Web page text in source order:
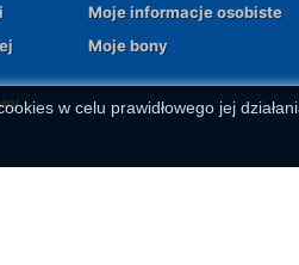
Moje informacje osobiste
Moje bony
w celu prawidłowego jej